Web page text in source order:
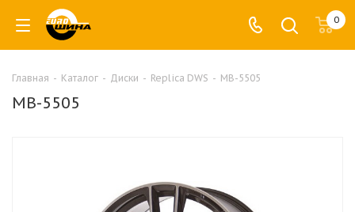
0
Главная - Каталог - Диски - Replica DWS - MB-5505
MB-5505